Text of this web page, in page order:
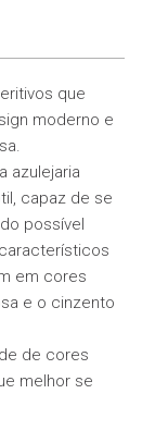
que
moderno e
azulejaria
capaz de se
possível
em cores
e o cinzento
de cores
melhor se